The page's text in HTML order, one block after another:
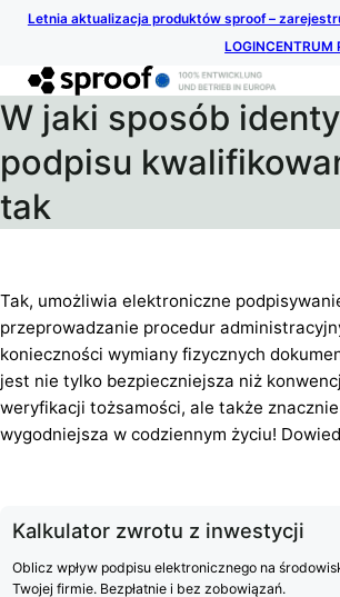
Letnia aktualizacja produktów sproof –
LOGINCENTRUM
W jaki sposób
podpisu
tak
Tak, umożliwia elektroniczne
przeprowadzanie procedur
konieczności wymiany fizycznych
jest nie tylko bezpieczniejsza niż
weryfikacji tożsamości, ale także
wygodniejsza w codziennym życiu!
Kalkulator zwrotu z inwestycji
Oblicz wpływ podpisu elektronicznego na
Twojej firmie. Bezpłatnie i bez zobowiązań.